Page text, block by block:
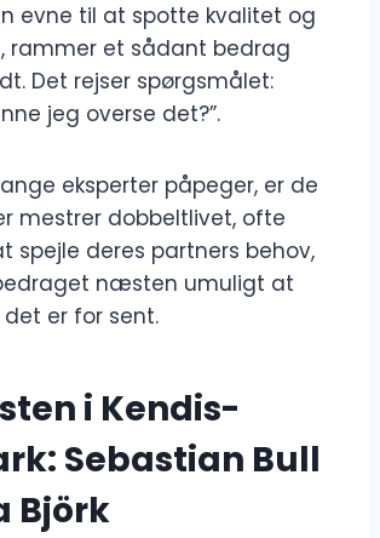
evne til at spotte kvalitet og
rammer et sådant bedrag
Det rejser spørgsmålet:
jeg overse det?”.
eksperter påpeger, er de
mestrer dobbeltlivet, ofte
spejle deres partners behov,
næsten umuligt at
er for sent.
i Kendis-
Sebastian Bull
Björk